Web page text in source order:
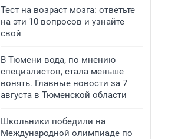
Тест на возраст мозга: ответьте
на эти 10 вопросов и узнайте
свой
В Тюмени вода, по мнению
специалистов, стала меньше
вонять. Главные новости за 7
августа в Тюменской области
Школьники победили на
Международной олимпиаде по